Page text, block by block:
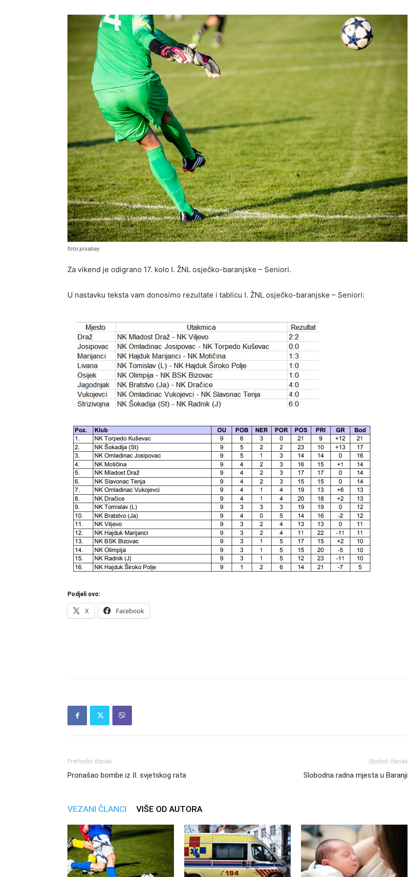
foto:pixabay
Za vikend je odigrano 17. kolo I. ŽNL osječko-baranjske – Seniori.
U nastavku teksta vam donosimo rezultate i tablicu I. ŽNL osječko-baranjske – Seniori:
Podjeli ovo:
X Facebook
Prethodni članak
Pronašao bombe iz II. svjetskog rata
Sljedeći članak
Slobodna radna mjesta u Baranji
VEZANI ČLANCI VIŠE OD AUTORA